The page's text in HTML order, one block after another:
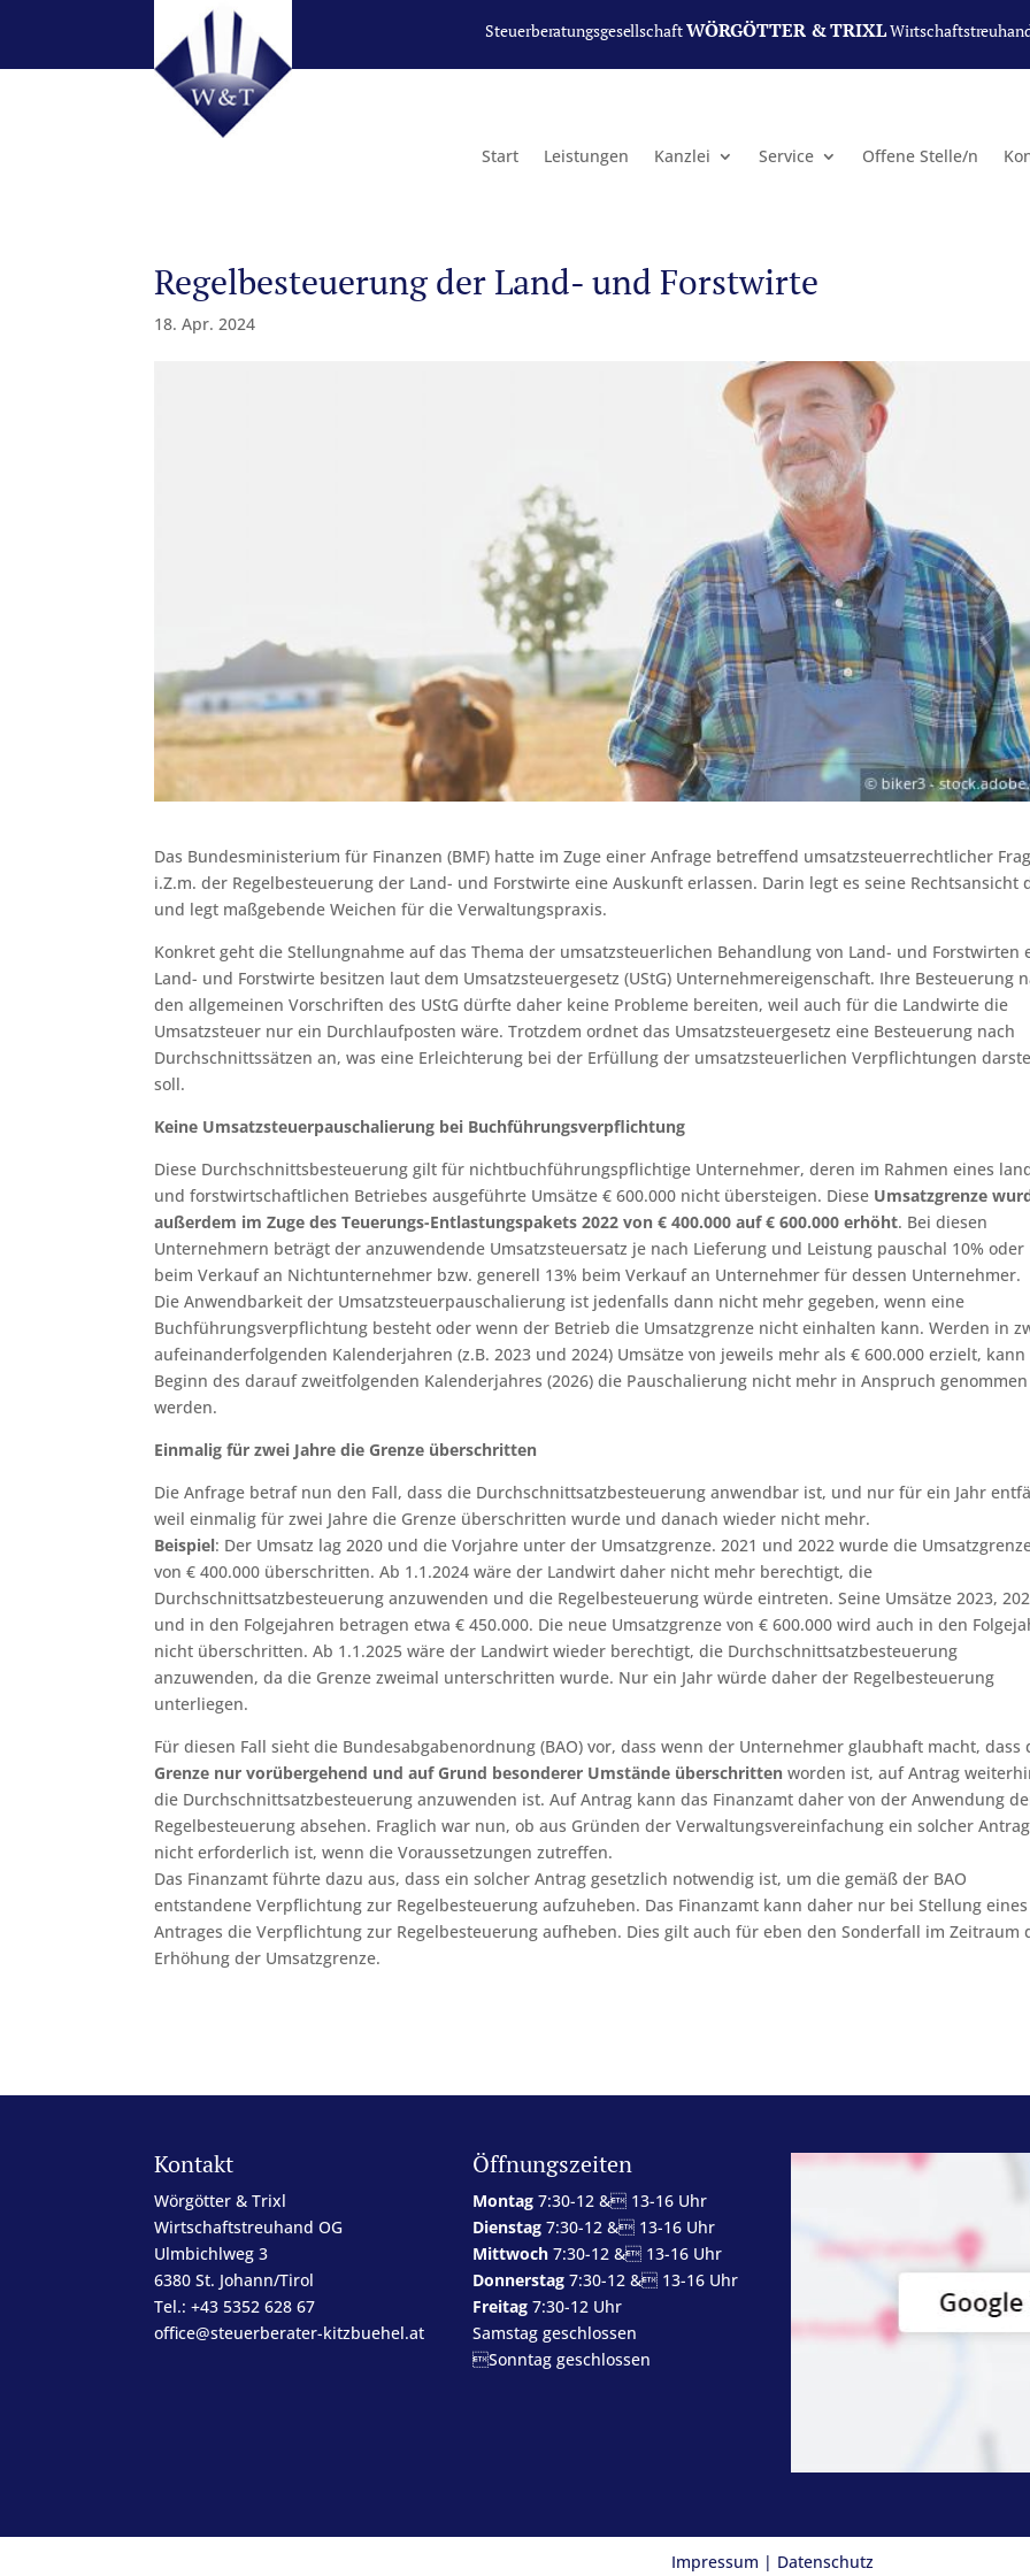
SteuerberatungsgesellschaftWÖRGÖTTER & TRIXL
Start Leistungen Kanzlei Service Offene Stelle/n
Regelbesteuerung der Land- und Forstwirte
18. Apr. 2024
Das Bundesministerium für Finanzen (BMF) hatte im Zuge einer Anfrage betreffend umsatzsteuerrechtlicher
i.Z.m. der Regelbesteuerung der Land- und Forstwirte eine Auskunft erlassen. Darin legt es seine Rechtsansicht
und legt maßgebende Weichen für die Verwaltungspraxis.
Konkret geht die Stellungnahme auf das Thema der umsatzsteuerlichen Behandlung von Land- und Forstwirten
Land- und Forstwirte besitzen laut dem Umsatzsteuergesetz (UStG) Unternehmereigenschaft. Ihre Besteuerung
den allgemeinen Vorschriften des UStG dürfte daher keine Probleme bereiten, weil auch für die Landwirte die
Umsatzsteuer nur ein Durchlaufposten wäre. Trotzdem ordnet das Umsatzsteuergesetz eine Besteuerung nach
Durchschnittssätzen an, was eine Erleichterung bei der Erfüllung der umsatzsteuerlichen Verpflichtungen
soll.
Keine Umsatzsteuerpauschalierung bei Buchführungsverpflichtung
Diese Durchschnittsbesteuerung gilt für nichtbuchführungspflichtige Unternehmer, deren im Rahmen eines
und forstwirtschaftlichen Betriebes ausgeführte Umsätze € 600.000 nicht übersteigen. Diese Umsatzgrenze
außerdem im Zuge des Teuerungs-Entlastungspakets 2022 von € 400.000 auf € 600.000 erhöht. Bei diesen
Unternehmern beträgt der anzuwendende Umsatzsteuersatz je nach Lieferung und Leistung pauschal 10% oder
beim Verkauf an Nichtunternehmer bzw. generell 13% beim Verkauf an Unternehmer für dessen Unternehmer.
Die Anwendbarkeit der Umsatzsteuerpauschalierung ist jedenfalls dann nicht mehr gegeben, wenn eine
Buchführungsverpflichtung besteht oder wenn der Betrieb die Umsatzgrenze nicht einhalten kann. Werden in
aufeinanderfolgenden Kalenderjahren (z.B. 2023 und 2024) Umsätze von jeweils mehr als € 600.000 erzielt,
Beginn des darauf zweitfolgenden Kalenderjahres (2026) die Pauschalierung nicht mehr in Anspruch genommen
werden.
Einmalig für zwei Jahre die Grenze überschritten
Die Anfrage betraf nun den Fall, dass die Durchschnittsatzbesteuerung anwendbar ist, und nur für ein Jahr
weil einmalig für zwei Jahre die Grenze überschritten wurde und danach wieder nicht mehr.
Beispiel: Der Umsatz lag 2020 und die Vorjahre unter der Umsatzgrenze. 2021 und 2022 wurde die
von € 400.000 überschritten. Ab 1.1.2024 wäre der Landwirt daher nicht mehr berechtigt, die
Durchschnittsatzbesteuerung anzuwenden und die Regelbesteuerung würde eintreten. Seine Umsätze 2023,
und in den Folgejahren betragen etwa € 450.000. Die neue Umsatzgrenze von € 600.000 wird auch in den
nicht überschritten. Ab 1.1.2025 wäre der Landwirt wieder berechtigt, die Durchschnittsatzbesteuerung
anzuwenden, da die Grenze zweimal unterschritten wurde. Nur ein Jahr würde daher der Regelbesteuerung
unterliegen.
Für diesen Fall sieht die Bundesabgabenordnung (BAO) vor, dass wenn der Unternehmer glaubhaft macht, dass
Grenze nur vorübergehend und auf Grund besonderer Umstände überschritten worden ist, auf Antrag
die Durchschnittsatzbesteuerung anzuwenden ist. Auf Antrag kann das Finanzamt daher von der Anwendung
Regelbesteuerung absehen. Fraglich war nun, ob aus Gründen der Verwaltungsvereinfachung ein solcher Antrag
nicht erforderlich ist, wenn die Voraussetzungen zutreffen.
Das Finanzamt führte dazu aus, dass ein solcher Antrag gesetzlich notwendig ist, um die gemäß der BAO
entstandene Verpflichtung zur Regelbesteuerung aufzuheben. Das Finanzamt kann daher nur bei Stellung eines
Antrages die Verpflichtung zur Regelbesteuerung aufheben. Dies gilt auch für eben den Sonderfall im Zeitraum
Erhöhung der Umsatzgrenze.
Kontakt
Wörgötter & Trixl
Wirtschaftstreuhand OG
Ulmbichlweg 3
6380 St. Johann/Tirol
Tel.: +43 5352 628 67
office@steuerberater-kitzbuehel.at
Öffnungszeiten
Montag 7:30-12 & 13-16 Uhr
Dienstag 7:30-12 & 13-16 Uhr
Mittwoch 7:30-12 & 13-16 Uhr
Donnerstag 7:30-12 & 13-16 Uhr
Freitag 7:30-12 Uhr
Samstag geschlossen
Sonntag geschlossen
Impressum | Datenschutz